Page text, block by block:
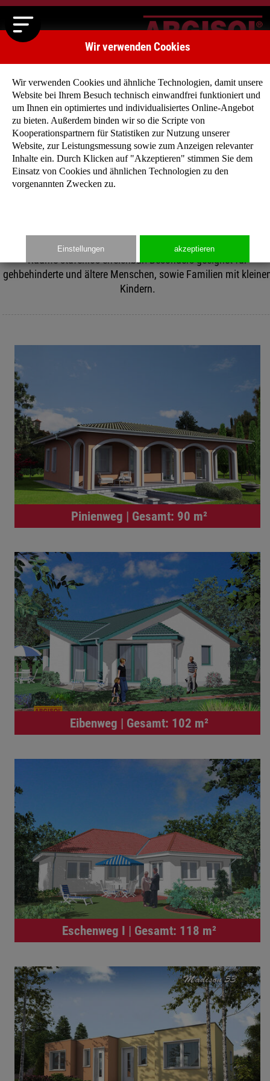
BUNGALOWS
Sie wollen die Natur mit dem Wohnen verbinden?
Wollen keine Treppen steigen? Und eine individuelle
Grundrissplanung mit offenem Raumkonzept?
Einfamilienhäuser mit verschiedenen Dachformen und alle
Räume stufenlos erreichbar! Besonders geeignet für
gehbehinderte und ältere Menschen, sowie Familien mit
Kindern.
Pinienweg | Gesamt: 90 m²
Eibenweg | Gesamt: 102 m²
Eschenweg I | Gesamt: 118 m²
Wir verwenden Cookies
Wir verwenden Cookies und ähnliche Technologien, damit unsere
Website bei Ihrem Besuch technisch einwandfrei funktioniert und
um Ihnen ein optimiertes und individualisiertes Online-Angebot
zu bieten. Außerdem binden wir so die Scripte von
Kooperationspartnern für Statistiken zur Nutzung unserer
Website, zur Leistungsmessung sowie zum Anzeigen relevanter
Inhalte ein. Durch Klicken auf "Akzeptieren" stimmen Sie dem
Einsatz von Cookies und ähnlichen Technologien zu den
vorgenannten Zwecken zu.
Einstellungen akzeptieren